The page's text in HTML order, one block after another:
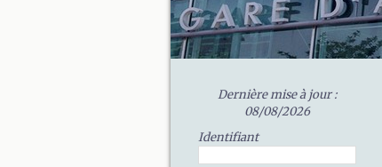
Dernière mise à jour :
08/08/2026
Identifiant